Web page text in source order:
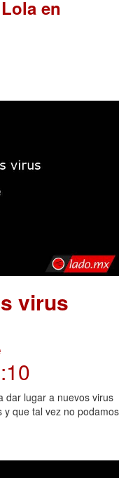
en
virus
dar lugar a nuevos virus
que tal vez no podamos